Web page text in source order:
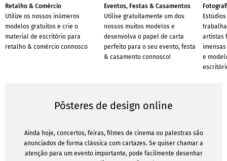
Retalho & Comércio
Utilize os nossos inúmeros
modelos gratuitos e crie o
material de escritório para
retalho & comércio connosco
Eventos, Festas & Casamentos
Utilise gratuitamente um dos
nossos muitos modelos e
desenvolva o papel de carta
perfeito para o seu evento, festa
& casamento connosco!
artistas
e
Pôsteres de design online
Ainda hoje, concertos, feiras, filmes de cinema ou palestras são
anunciados de forma clássica com cartazes. Se quiser chamar a
atenção para um evento importante, pode facilmente desenhar